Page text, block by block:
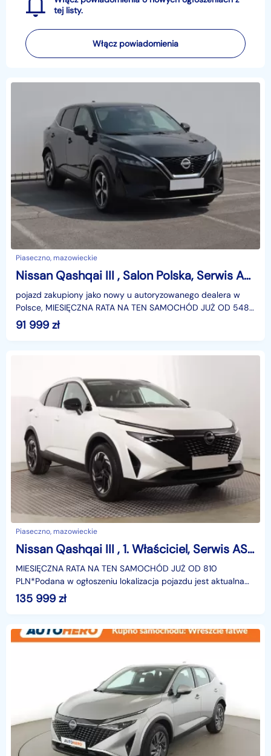
tej listy.
Włącz powiadomienia
Piaseczno, mazowieckie
Nissan Qashqai III , Salon Polska, Serwis ASO, Automat, Navi, Klimatronic,
pojazd zakupiony jako nowy u autoryzowanego dealera w
Polsce, MIESIĘCZNA RATA NA TEN SAMOCHÓD JUŻ OD 548
PLN*Podana w ogłoszeniu lokalizacja pojazdu jest aktua
91 999 zł
Piaseczno, mazowieckie
Nissan Qashqai III , 1. Właściciel, Serwis ASO, Automat, Skóra, Navi,
MIESIĘCZNA RATA NA TEN SAMOCHÓD JUŻ OD 810
PLN*Podana w ogłoszeniu lokalizacja pojazdu jest aktualna
na dzień wystawienia ogłoszenia. Przed przyjazdem do
salonu
135 999 zł